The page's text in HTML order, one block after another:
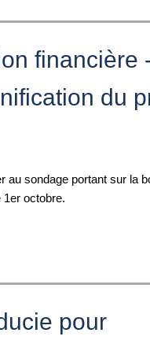
financière
du
sondage portant sur la
1er octobre.
pour